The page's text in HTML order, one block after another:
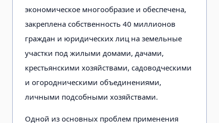
экономическое многообразие и обеспечена,
закреплена собственность 40 миллионов
граждан и юридических лиц на земельные
участки под жилыми домами, дачами,
крестьянскими хозяйствами, садоводческими
и огородническими объединениями,
личными подсобными хозяйствами.
Одной из основных проблем применения